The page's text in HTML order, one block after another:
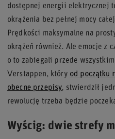
dostępnej energii elektrycznej
okrążenia bez pełnej mocy
Prędkości maksymalne na
okrążeń również. Ale emocje z
o to zabiegali przede
Verstappen, który od początku
obecne przepisy, stwierdził
rewolucję trzeba będzie
Wyścig: dwie strefy